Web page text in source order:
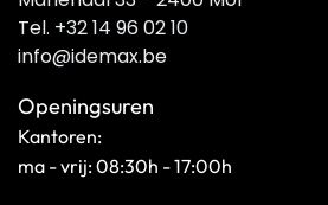
Tel. +32 14 96 02 10
info@idemax.be
Openingsuren
Kantoren:
ma - vrij: 08:30h - 17:00h